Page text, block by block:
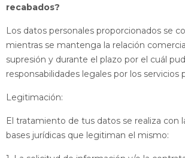
recabados?
Los datos personales proporcionados se
mientras se mantenga la relación
supresión y durante el plazo por el cuál
responsabilidades legales por los servicios
Legitimación:
El tratamiento de tus datos se realiza con
bases jurídicas que legitiman el mismo: